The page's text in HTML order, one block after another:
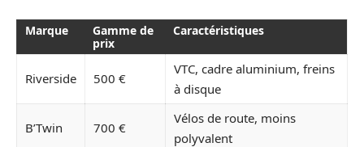
Marque
Gamme de
prix
Caractéristiques
Riverside 500 €
VTC, cadre aluminium, freins
à disque
B’Twin 700 €
Vélos de route, moins
polyvalent